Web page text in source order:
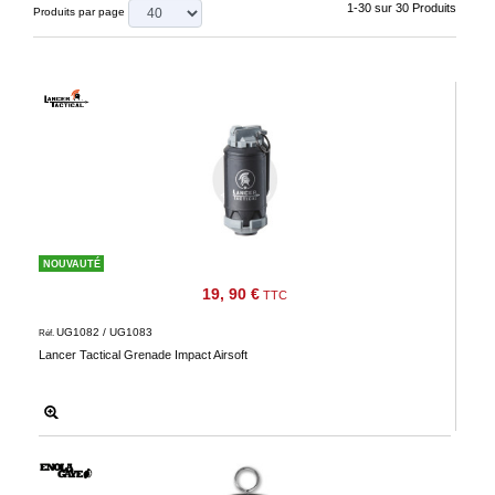
&
Défense
Accueil
compte
accueil
favoris
Produits par page 1-30 sur 30 Produits
19, 90 € TTC
NOUVAUTÉ
Lancer Tactical Grenade Impact Airsoft
Réf. UG1082 / UG1083